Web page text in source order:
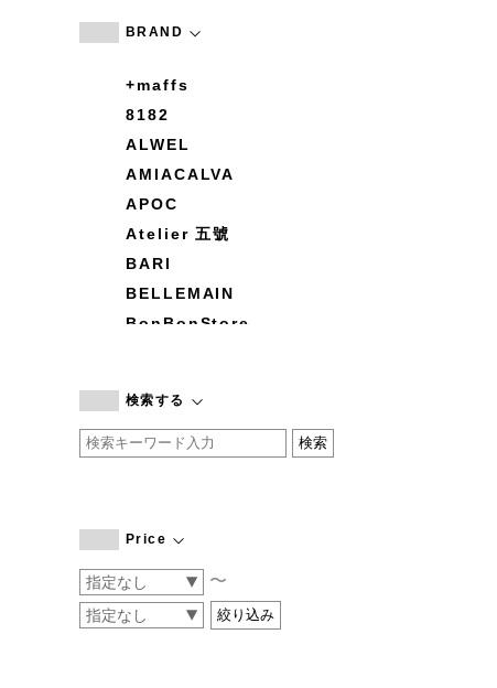
BRAND
+maffs
8182
ALWEL
AMIACALVA
APOC
Atelier 五號
BARI
BELLEMAIN
BonBonStore
by basics
CATWORTH
COGTHEBIGSMOKE
CONVERSE
DEAN & DELUCA
検索する
Price
〜